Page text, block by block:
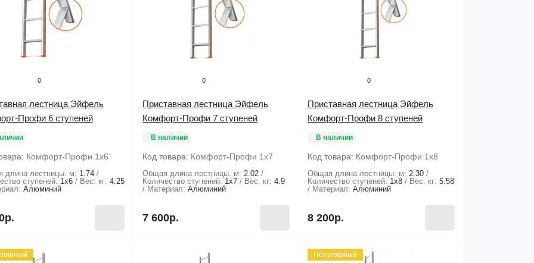
0
лестница Эйфель
Профи 6 ступеней
Комфорт-Профи 1х6
длина лестницы. м: 1.74
ступеней: 1х6 Вес. кг: 4.25
Алюминий
0
Приставная лестница Эйфель
Комфорт-Профи 7 ступеней
В наличии
Код товара: Комфорт-Профи 1х7
Общая длина лестницы. м: 2.02
Количество ступеней: 1х7 Вес. кг: 4.9
Материал: Алюминий
7 600р.
0
Приставная лестница Эйфель
Комфорт-Профи 8 ступеней
В наличии
Код товара: Комфорт-Профи 1х8
Общая длина лестницы. м: 2.30
Количество ступеней: 1х8 Вес. кг: 5.58
Материал: Алюминий
8 200р.
Популярный